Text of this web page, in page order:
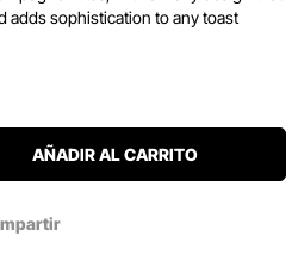
adds sophistication to any toast
AÑADIR AL CARRITO